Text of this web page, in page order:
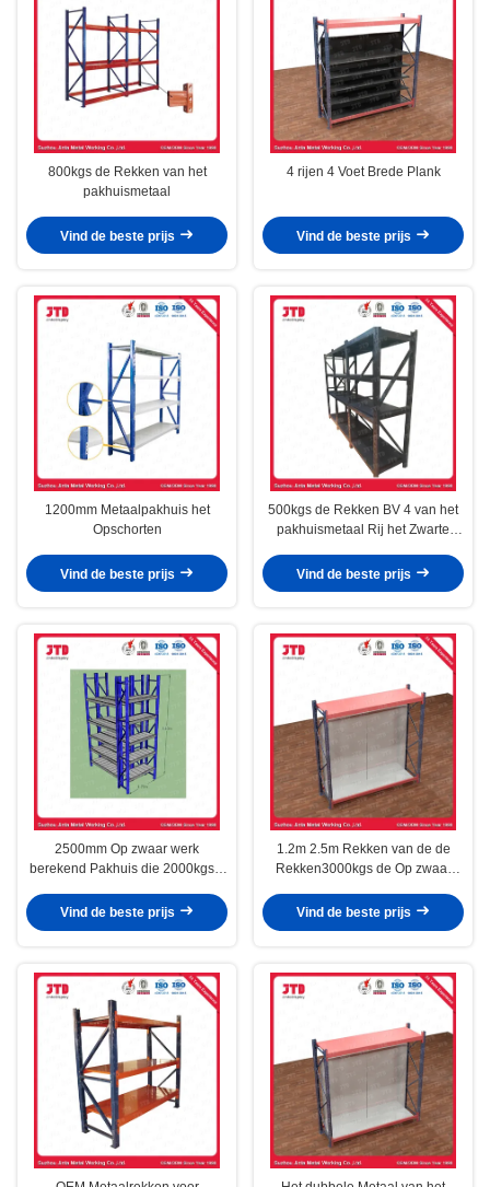
800kgs de Rekken van het
pakhuismetaal
Vind de beste prijs
4 rijen 4 Voet Brede Plank
Vind de beste prijs
1200mm Metaalpakhuis het
Opschorten
Vind de beste prijs
500kgs de Rekken BV 4 van het
pakhuismetaal Rij het Zwarte
Vind de beste prijs
2500mm Op zwaar werk
berekend Pakhuis die 2000kgs 6
Opschorten
Vind de beste prijs
1.2m 2.5m Rekken van de de
Rekken3000kgs de Op zwaar
het Pakhuismetaal
Vind de beste prijs